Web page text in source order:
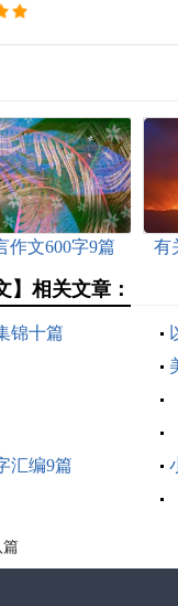
作文600字9篇 有
】相关文章：
锦十篇
汇编9篇
篇